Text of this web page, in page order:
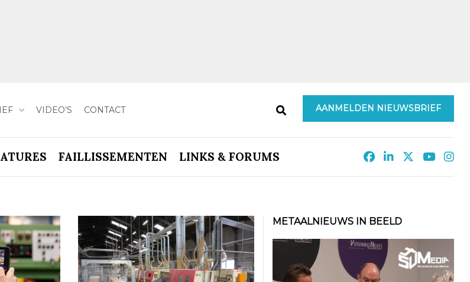
VIDEO’S CONTACT AANMELDEN NIEUWSBRIEF
FAILLISSEMENTEN LINKS & FORUMS
METAALNIEUWS IN BEELD